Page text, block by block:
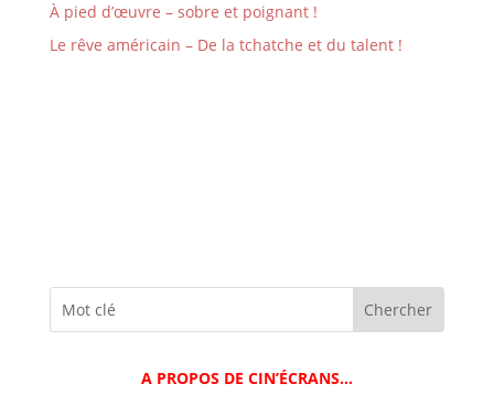
À pied d’œuvre – sobre et poignant !
Le rêve américain – De la tchatche et du talent !
A PROPOS DE CIN’ÉCRANS…